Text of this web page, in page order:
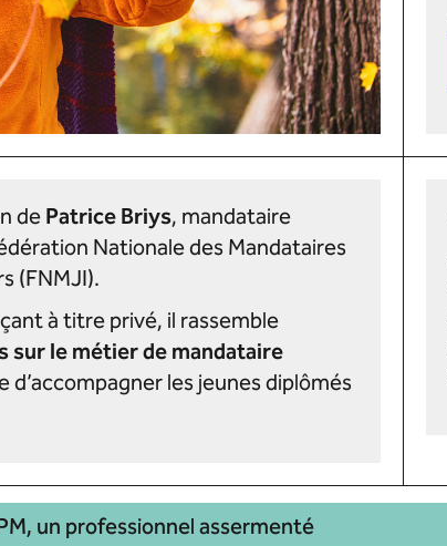
dePatrice Briys, mandataire
Nationale des Mandataires
(FNMJI).
à titre privé, il rassemble
sur le métier de mandataire
d’accompagner les jeunes diplômés
un professionnel assermenté